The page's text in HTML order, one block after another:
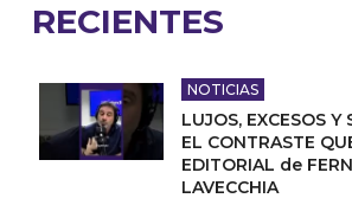
RECIENTES
NOTICIAS
LUJOS, EXCESOS Y
EL CONTRASTE
EDITORIAL de
LAVECCHIA